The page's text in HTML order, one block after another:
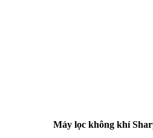
Máy lọc không khí